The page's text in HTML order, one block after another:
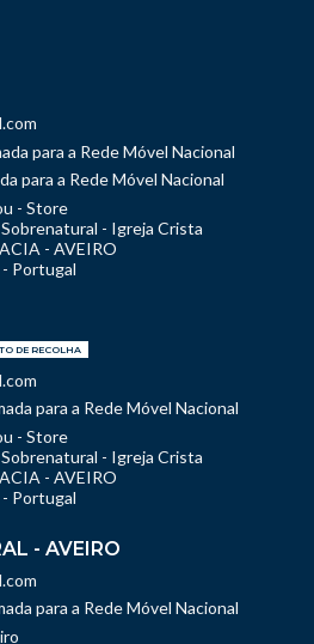
para a Rede Móvel Nacional
para a Rede Móvel Nacional
- Store
Sobrenatural - Igreja Crista
- AVEIRO
Portugal
DE RECOLHA
para a Rede Móvel Nacional
- Store
Sobrenatural - Igreja Crista
- AVEIRO
Portugal
- AVEIRO
para a Rede Móvel Nacional